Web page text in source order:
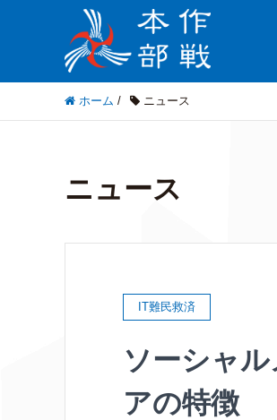
ホーム / ニュース
ニュース
IT難民救済
ソーシャ
アの特徴